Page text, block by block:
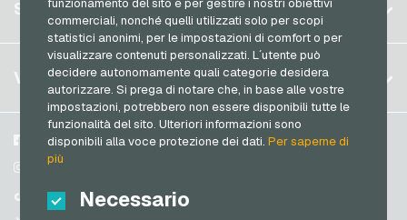
commerciali, nonché quelli utilizzati solo per scopi
statistici anonimi, per le impostazioni di comfort o per
visualizzare contenuti personalizzati. L´utente può
decidere autonomamente quali categorie desidera
autorizzare. Si prega di notare che, in base alle vostre
impostazioni, potrebbero non essere disponibili tutte le
funzionalità del sito. Ulteriori informazioni sono
disponibili alla voce protezione dei dati.Per saperne di
più
Necessario
Germania (EN)
Francia
Italia
Paesi Bassi
Austria
Portogallo
Svizzera (DE)
Accedi
Il mio carrello
SERVIZIO
FAQ
Metodi di pagamento
Termini & Condizioni&Diritto di recesso
Protezione dei dati
VGO-SHOP
Su di noi
Partner
Facebook
Instagram
TikTok